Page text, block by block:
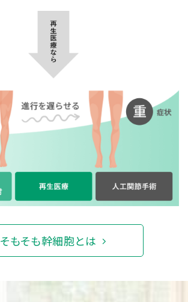
そもそも幹細胞とは